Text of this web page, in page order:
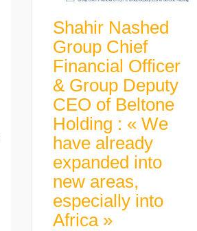
Shahir Nashed
Group Chief
Financial Officer
& Group Deputy
CEO of Beltone
Holding : « We
have already
expanded into
new areas,
especially into
Africa »